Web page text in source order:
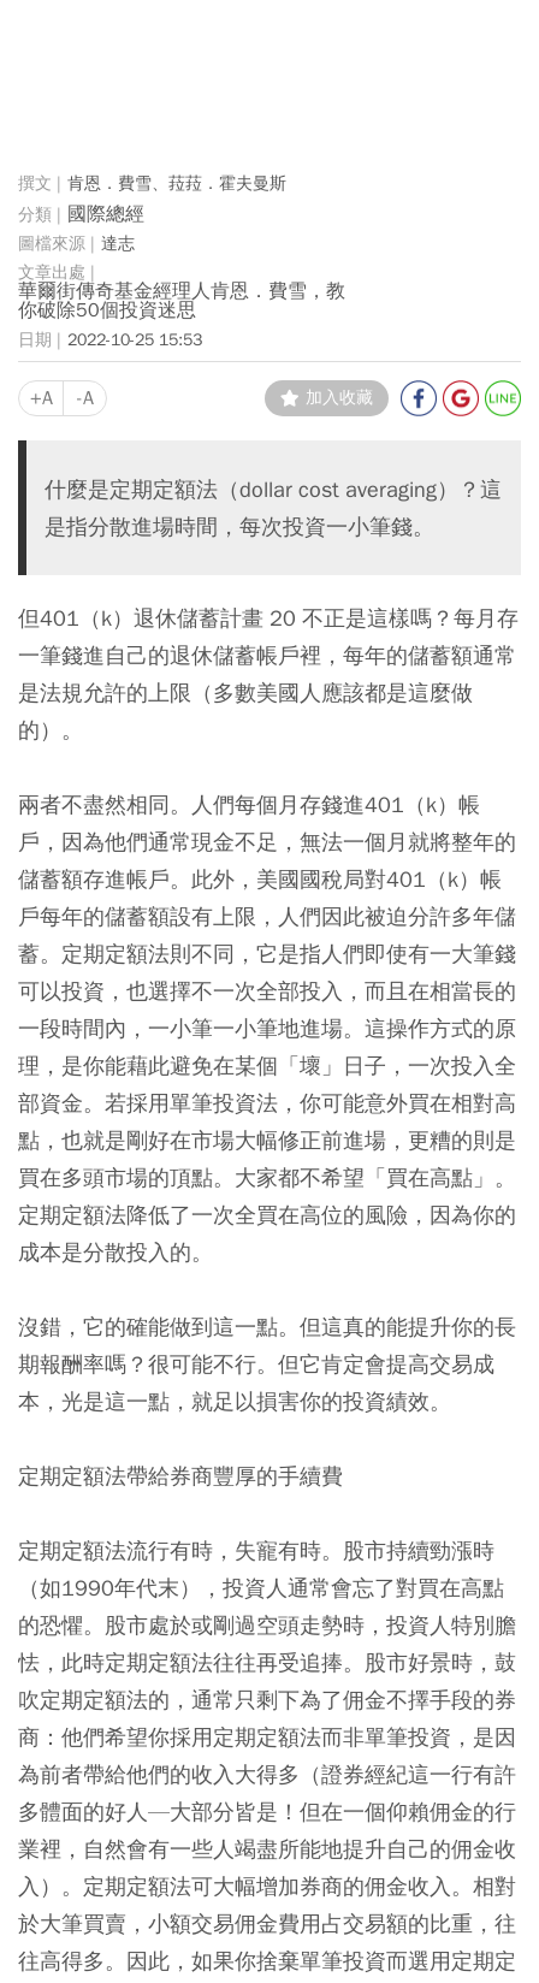
肯恩．費雪、菈菈．霍夫曼斯
國際總經
達志
華爾街傳奇基金經理人肯恩．費雪，教
你破除50個投資迷思
2022-10-25 15:53
+A -A 加入收藏
什麼是定期定額法（dollar cost averaging）？這
是指分散進場時間，每次投資一小筆錢。
但401（k）退休儲蓄計畫 20 不正是這樣嗎？每月存
一筆錢進自己的退休儲蓄帳戶裡，每年的儲蓄額通常
是法規允許的上限（多數美國人應該都是這麼做
的）。
兩者不盡然相同。人們每個月存錢進401（k）帳
戶，因為他們通常現金不足，無法一個月就將整年的
儲蓄額存進帳戶。此外，美國國稅局對401（k）帳
戶每年的儲蓄額設有上限，人們因此被迫分許多年儲
蓄。定期定額法則不同，它是指人們即使有一大筆錢
可以投資，也選擇不一次全部投入，而且在相當長的
一段時間內，一小筆一小筆地進場。這操作方式的原
理，是你能藉此避免在某個「壞」日子，一次投入全
部資金。若採用單筆投資法，你可能意外買在相對高
點，也就是剛好在市場大幅修正前進場，更糟的則是
買在多頭市場的頂點。大家都不希望「買在高點」。
定期定額法降低了一次全買在高位的風險，因為你的
成本是分散投入的。
沒錯，它的確能做到這一點。但這真的能提升你的長
期報酬率嗎？很可能不行。但它肯定會提高交易成
本，光是這一點，就足以損害你的投資績效。
定期定額法帶給券商豐厚的手續費
定期定額法流行有時，失寵有時。股市持續勁漲時
（如1990年代末），投資人通常會忘了對買在高點
的恐懼。股市處於或剛過空頭走勢時，投資人特別膽
怯，此時定期定額法往往再受追捧。股市好景時，鼓
吹定期定額法的，通常只剩下為了佣金不擇手段的券
商：他們希望你採用定期定額法而非單筆投資，是因
為前者帶給他們的收入大得多（證券經紀這一行有許
多體面的好人—大部分皆是！但在一個仰賴佣金的行
業裡，自然會有一些人竭盡所能地提升自己的佣金收
入）。定期定額法可大幅增加券商的佣金收入。相對
於大筆買賣，小額交易佣金費用占交易額的比重，往
往高得多。因此，如果你捨棄單筆投資而選用定期定